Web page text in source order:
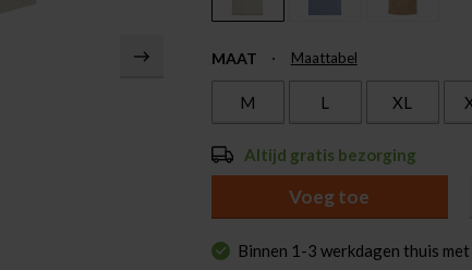
MAAT Maattabel
M L XL
Altijd gratis bezorging
Voeg toe
Binnen 1-3 werkdagen thuis met